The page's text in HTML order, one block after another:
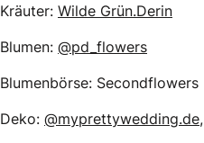
Kräuter: Wilde Grün.Derin
Blumen: @pd_flowers
Blumenbörse: Secondflowers
Deko: @myprettywedding.de,